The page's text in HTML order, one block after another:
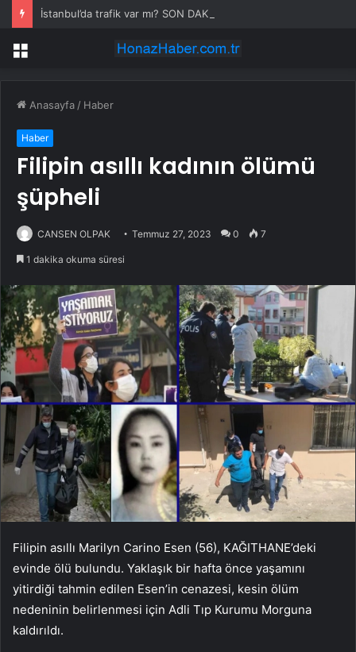
Menü
Anasayfa / Haber
Haber
Filipin asıllı kadının ölümü
şüpheli
CANSEN OLPAK Temmuz 27, 2023 0 7
1 dakika okuma süresi
Filipin asıllı Marilyn Carino Esen (56), KAĞITHANE’deki
evinde ölü bulundu. Yaklaşık bir hafta önce yaşamını
yitirdiği tahmin edilen Esen’in cenazesi, kesin ölüm
nedeninin belirlenmesi için Adli Tıp Kurumu Morguna
kaldırıldı.